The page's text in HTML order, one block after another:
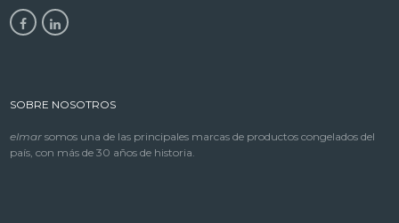
SOBRE NOSOTROS
elmar somos una de las principales marcas de productos congelados del
país, con más de 30 años de historia.